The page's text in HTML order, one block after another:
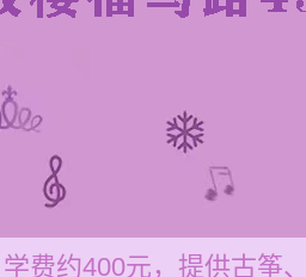
费约400元，提供古筝